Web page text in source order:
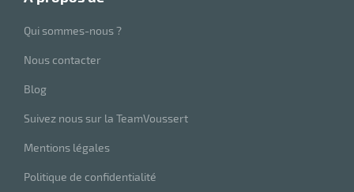
Qui sommes-nous ?
Nous contacter
Blog
Suivez nous sur la TeamVoussert
Mentions légales
Politique de confidentialité